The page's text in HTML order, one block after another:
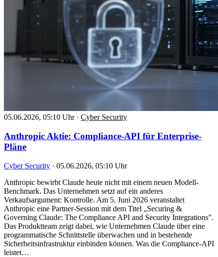
05.06.2026, 05:10 Uhr · Cyber Security
Anthropic Aktie: Compliance-API für Enterprise-
Pläne
Cyber Security · 05.06.2026, 05:10 Uhr
Anthropic bewirbt Claude heute nicht mit einem neuen Modell-
Benchmark. Das Unternehmen setzt auf ein anderes
Verkaufsargument: Kontrolle. Am 5. Juni 2026 veranstaltet
Anthropic eine Partner-Session mit dem Titel „Securing &
Governing Claude: The Compliance API and Security Integrations".
Das Produktteam zeigt dabei, wie Unternehmen Claude über eine
programmatische Schnittstelle überwachen und in bestehende
Sicherheitsinfrastruktur einbinden können. Was die Compliance-API
leistet…